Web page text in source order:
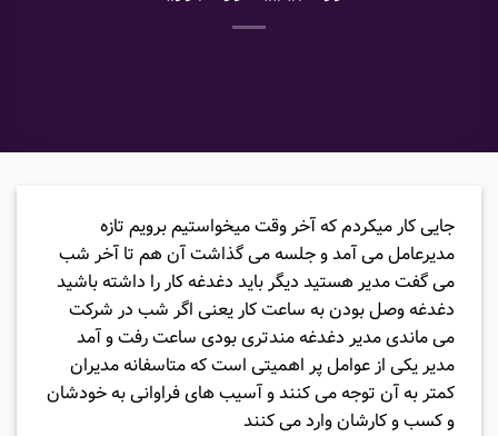
جایی کار میکردم که آخر وقت میخواستیم برویم تازه
مدیرعامل می آمد و جلسه می گذاشت آن هم تا آخر شب
می گفت مدیر هستید دیگر باید دغدغه کار را داشته باشید
دغدغه وصل بودن به ساعت کار یعنی اگر شب در شرکت
می ماندی مدیر دغدغه مندتری بودی ساعت رفت و آمد
مدیر یکی از عوامل پر اهمیتی است که متاسفانه مدیران
کمتر به آن توجه می کنند و آسیب های فراوانی به خودشان
و کسب و کارشان وارد می کنند